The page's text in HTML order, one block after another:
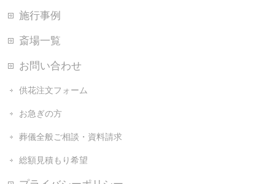
施行事例
斎場一覧
お問い合わせ
供花注文フォーム
お急ぎの方
葬儀全般ご相談・資料請求
総額見積もり希望